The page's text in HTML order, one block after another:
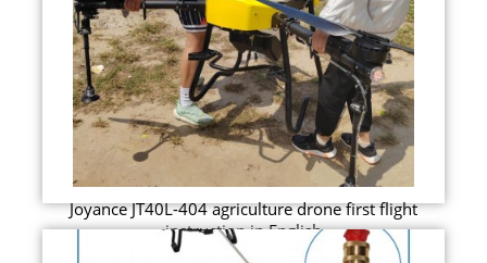
Joyance JT40L-404 agriculture drone first flight
instruction in English